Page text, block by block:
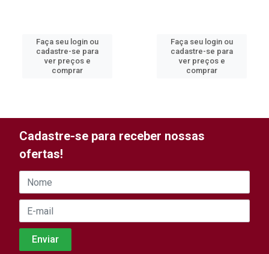
Faça seu login ou
cadastre-se para
ver preços e
comprar
Faça seu login ou
cadastre-se para
ver preços e
comprar
Cadastre-se para receber nossas
ofertas!